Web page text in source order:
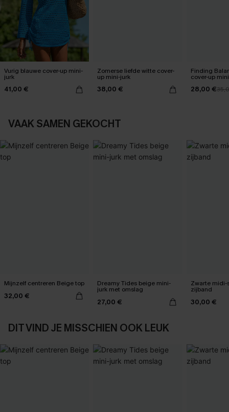
Vurig blauwe cover-up mini-
jurk
41,00 €
Zomerse liefde witte cover-
up mini-jurk
38,00 €
Finding
cover-up
28,00 €
VAAK SAMEN GEKOCHT
Mijnzelf centreren Beige top
32,00 €
Dreamy Tides beige mini-
jurk met omslag
27,00 €
Zwarte midi-
zijband
30,00 €
DIT VIND JE MISSCHIEN OOK LEUK